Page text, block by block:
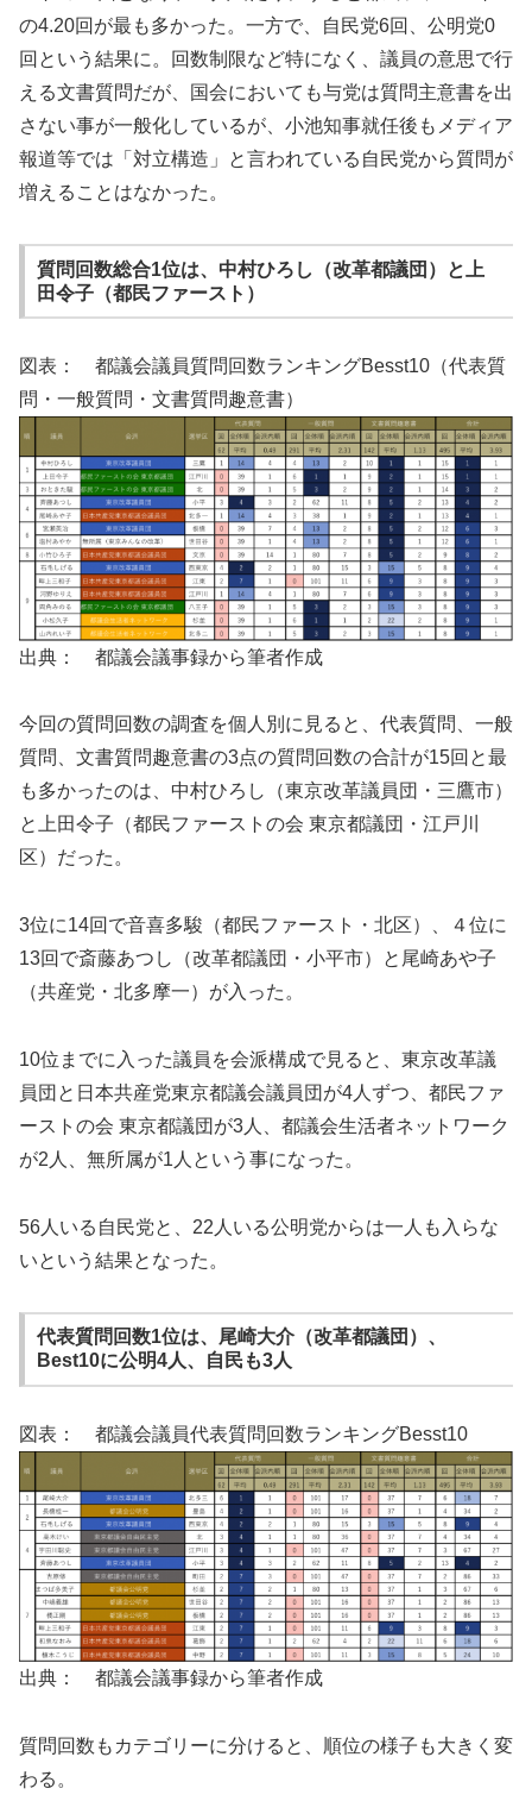
の4.20回が最も多かった。一方で、自民党6回、公明党0
回という結果に。回数制限など特になく、議員の意思で行
える文書質問だが、国会においても与党は質問主意書を出
さない事が一般化しているが、小池知事就任後もメディア
報道等では「対立構造」と言われている自民党から質問が
増えることはなかった。
質問回数総合1位は、中村ひろし（改革都議団）と上
田令子（都民ファースト）
図表： 都議会議員質問回数ランキングBesst10（代表質
問・一般質問・文書質問趣意書）
出典： 都議会議事録から筆者作成
今回の質問回数の調査を個人別に見ると、代表質問、一般
質問、文書質問趣意書の3点の質問回数の合計が15回と最
も多かったのは、中村ひろし（東京改革議員団・三鷹市）
と上田令子（都民ファーストの会 東京都議団・江戸川
区）だった。
3位に14回で音喜多駿（都民ファースト・北区）、４位に
13回で斎藤あつし（改革都議団・小平市）と尾崎あや子
（共産党・北多摩一）が入った。
10位までに入った議員を会派構成で見ると、東京改革議
員団と日本共産党東京都議会議員団が4人ずつ、都民ファ
ーストの会 東京都議団が3人、都議会生活者ネットワーク
が2人、無所属が1人という事になった。
56人いる自民党と、22人いる公明党からは一人も入らな
いという結果となった。
代表質問回数1位は、尾崎大介（改革都議団）、
Best10に公明4人、自民も3人
図表： 都議会議員代表質問回数ランキングBesst10
出典： 都議会議事録から筆者作成
質問回数もカテゴリーに分けると、順位の様子も大きく変
わる。